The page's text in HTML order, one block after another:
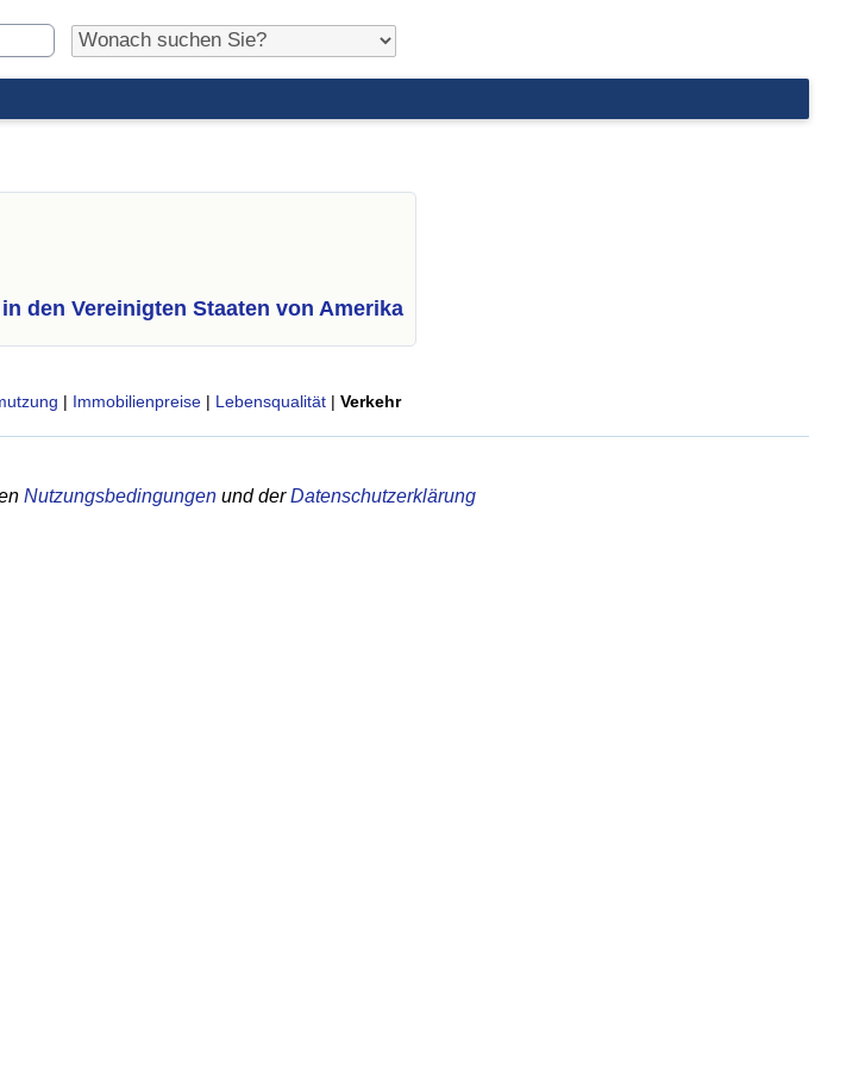
den Vereinigten Staaten von Amerika
| Immobilienpreise | Lebensqualität | Verkehr
Nutzungsbedingungen und derDatenschutzerklärung